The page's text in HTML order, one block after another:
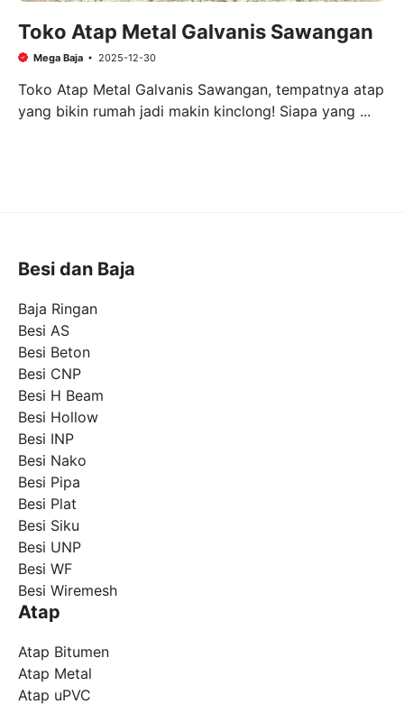
Toko Atap Metal Galvanis Sawangan
Mega Baja 2025-12-30
Toko Atap Metal Galvanis Sawangan, tempatnya atap
yang bikin rumah jadi makin kinclong! Siapa yang ...
Besi dan Baja
Baja Ringan
Besi AS
Besi Beton
Besi CNP
Besi H Beam
Besi Hollow
Besi INP
Besi Nako
Besi Pipa
Besi Plat
Besi Siku
Besi UNP
Besi WF
Besi Wiremesh
Atap
Atap Bitumen
Atap Metal
Atap uPVC